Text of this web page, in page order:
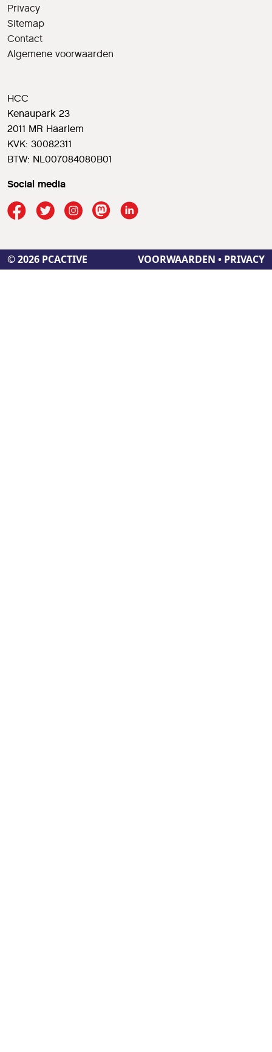
Privacy
Sitemap
Contact
Algemene voorwaarden
HCC
Kenaupark 23
2011 MR Haarlem
KVK: 30082311
BTW: NL007084080B01
Social media
© 2026 PCACTIVE VOORWAARDEN • PRIVACY